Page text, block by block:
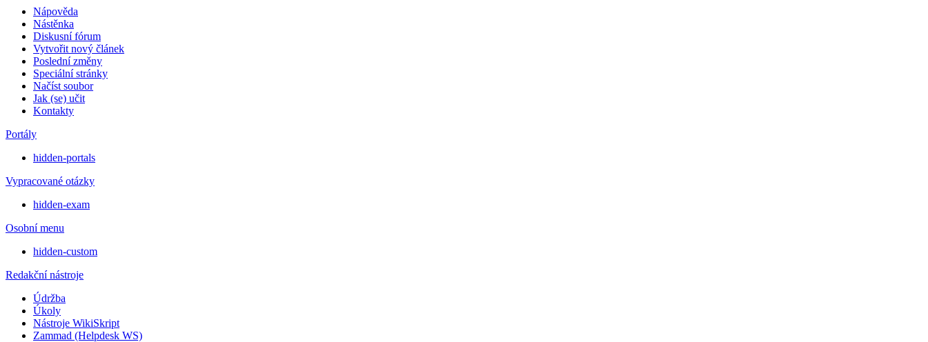
Nápověda
Nástěnka
Diskusní fórum
Vytvořit nový článek
Poslední změny
Speciální stránky
Načíst soubor
Jak (se) učit
Kontakty
Portály
hidden-portals
Vypracované otázky
hidden-exam
Osobní menu
hidden-custom
Redakční nástroje
Údržba
Úkoly
Nástroje WikiSkript
Zammad (Helpdesk WS)